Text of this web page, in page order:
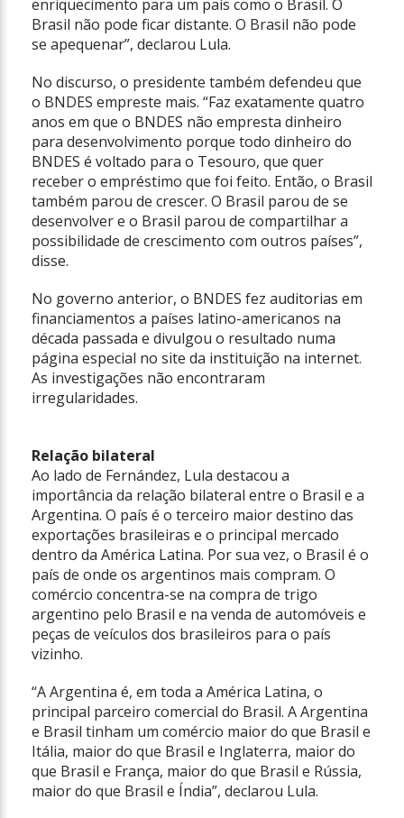
enriquecimento para um país como o Brasil. O
Brasil não pode ficar distante. O Brasil não pode
se apequenar”, declarou Lula.
No discurso, o presidente também defendeu que
o BNDES empreste mais. “Faz exatamente quatro
anos em que o BNDES não empresta dinheiro
para desenvolvimento porque todo dinheiro do
BNDES é voltado para o Tesouro, que quer
receber o empréstimo que foi feito. Então, o Brasil
também parou de crescer. O Brasil parou de se
desenvolver e o Brasil parou de compartilhar a
possibilidade de crescimento com outros países”,
disse.
No governo anterior, o BNDES fez auditorias em
financiamentos a países latino-americanos na
década passada e divulgou o resultado numa
página especial no site da instituição na internet.
As investigações não encontraram
irregularidades.
Relação bilateral
Ao lado de Fernández, Lula destacou a
importância da relação bilateral entre o Brasil e a
Argentina. O país é o terceiro maior destino das
exportações brasileiras e o principal mercado
dentro da América Latina. Por sua vez, o Brasil é o
país de onde os argentinos mais compram. O
comércio concentra-se na compra de trigo
argentino pelo Brasil e na venda de automóveis e
peças de veículos dos brasileiros para o país
vizinho.
“A Argentina é, em toda a América Latina, o
principal parceiro comercial do Brasil. A Argentina
e Brasil tinham um comércio maior do que Brasil e
Itália, maior do que Brasil e Inglaterra, maior do
que Brasil e França, maior do que Brasil e Rússia,
maior do que Brasil e Índia”, declarou Lula.